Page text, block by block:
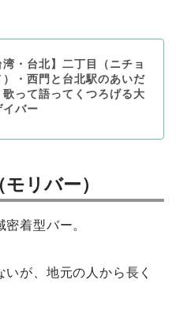
湾・台北】二丁目（ニチョ
）・西門と台北駅のあいだ
歌って語ってくつろげる大
イバー
リバー）
着型バー。
が、地元の人から長く